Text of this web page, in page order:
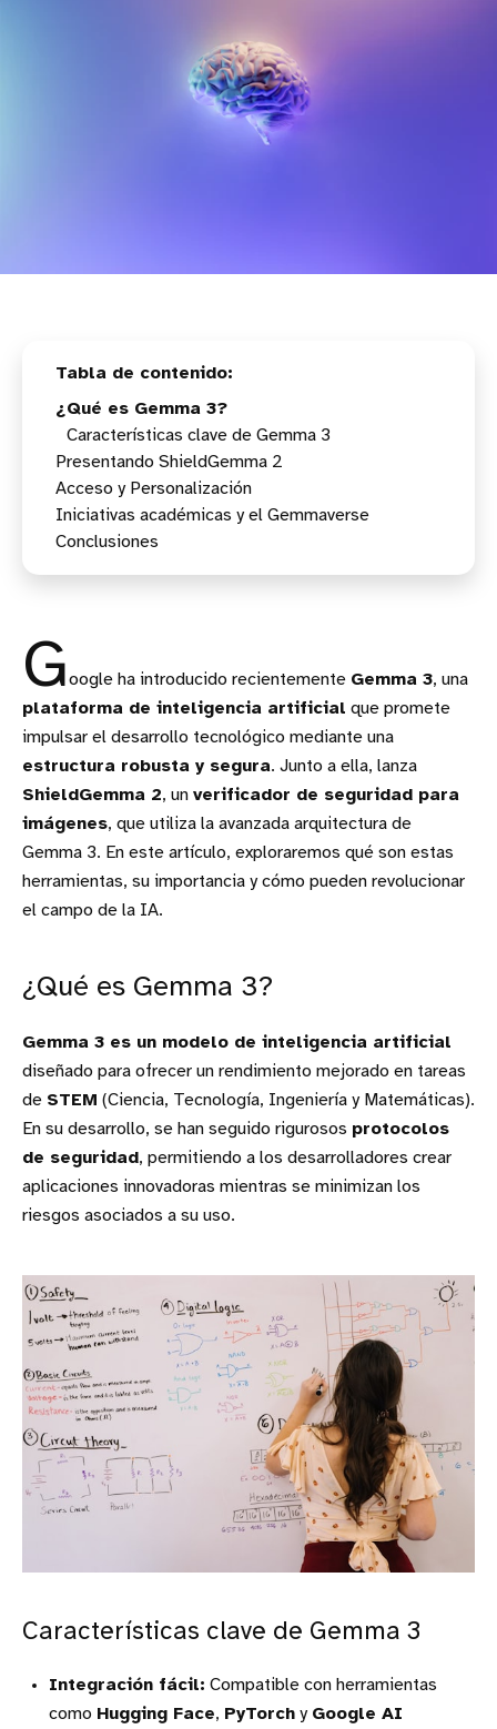
¿Qué es Gemma 3?
Características clave de Gemma 3
Presentando ShieldGemma 2
Importancia de ShieldGemma 2
Acceso y Personalización
Iniciativas académicas y el Gemmaverse
Conclusiones
Google ha introducido recientemente Gemma 3, una
plataforma de inteligencia artificial que promete
impulsar el desarrollo tecnológico mediante una
estructura robusta y segura. Junto a ella, lanza
ShieldGemma 2, un verificador de seguridad para
imágenes, que utiliza la avanzada arquitectura de
Gemma 3. En este artículo, exploraremos qué son estas
herramientas, su importancia y cómo pueden revolucionar
el campo de la IA.
¿Qué es Gemma 3?
Gemma 3 es un modelo de inteligencia artificial
diseñado para ofrecer un rendimiento mejorado en tareas
de STEM (Ciencia, Tecnología, Ingeniería y Matemáticas).
En su desarrollo, se han seguido rigurosos protocolos
de seguridad, permitiendo a los desarrolladores crear
aplicaciones innovadoras mientras se minimizan los
riesgos asociados a su uso.
Características clave de Gemma 3
Integración fácil: Compatible con herramientas
como Hugging Face, PyTorch y Google AI